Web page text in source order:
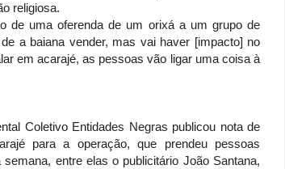
religiosa.
de uma oferenda de um orixá a um grupo de
a baiana vender, mas vai haver [impacto] no
em acarajé, as pessoas vão ligar uma coisa à
Coletivo Entidades Negras publicou nota de
para a operação, que prendeu pessoas
entre elas o publicitário João Santana,